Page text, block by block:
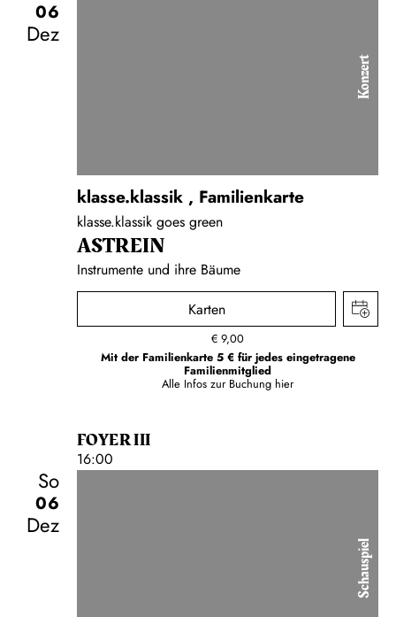
06
Dez
Konzert
klasse.klassik , Familienkarte
klasse.klassik goes green
ASTREIN
Instrumente und ihre Bäume
Karten
€ 9,00
Mit der Familienkarte 5 € für jedes eingetragene
Familienmitglied
Alle Infos zur Buchung hier
FOYER III
16:00
So
06
Dez
Schauspiel